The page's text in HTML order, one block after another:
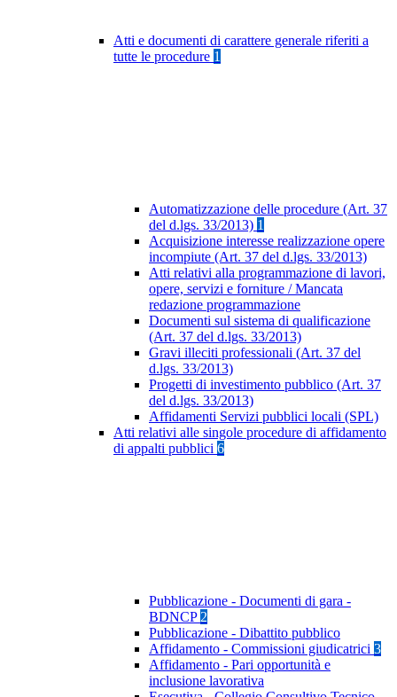
Atti e documenti di carattere generale riferiti a
tutte le procedure 1
Automatizzazione delle procedure (Art. 37
del d.lgs. 33/2013) 1
Acquisizione interesse realizzazione opere
incompiute (Art. 37 del d.lgs. 33/2013)
Atti relativi alla programmazione di lavori,
opere, servizi e forniture / Mancata
redazione programmazione
Documenti sul sistema di qualificazione
(Art. 37 del d.lgs. 33/2013)
Gravi illeciti professionali (Art. 37 del
d.lgs. 33/2013)
Progetti di investimento pubblico (Art. 37
del d.lgs. 33/2013)
Affidamenti Servizi pubblici locali (SPL)
Atti relativi alle singole procedure di affidamento
di appalti pubblici 6
Pubblicazione - Documenti di gara -
BDNCP 2
Pubblicazione - Dibattito pubblico
Affidamento - Commissioni giudicatrici 3
Affidamento - Pari opportunità e
inclusione lavorativa